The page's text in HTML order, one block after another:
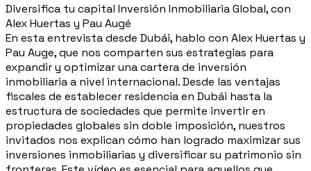
Diversifica tu capital Inversión Inmobiliaria Global, con
Alex Huertas y Pau Augé
En esta entrevista desde Dubái, hablo con Alex Huertas y
Pau Auge, que nos comparten sus estrategias para
expandir y optimizar una cartera de inversión
inmobiliaria a nivel internacional. Desde las ventajas
fiscales de establecer residencia en Dubái hasta la
estructura de sociedades que permite invertir en
propiedades globales sin doble imposición, nuestros
invitados nos explican cómo han logrado maximizar sus
inversiones inmobiliarias y diversificar su patrimonio sin